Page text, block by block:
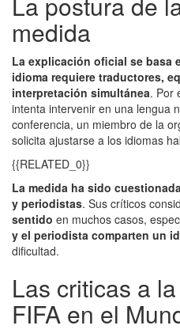
medida
La explicación oficial se basa
idioma requiere traductores,
interpretación simultánea. Por
intenta intervenir en una lengua
conferencia, un miembro de la
solicita ajustarse a los idiomas
{{RELATED_0}}
La medida ha sido
y periodistas. Sus críticos
sentido en muchos casos,
y el periodista comparten un
dificultad.
Las criticas a
FIFA en el